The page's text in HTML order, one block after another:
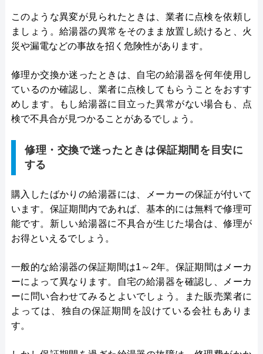
このような異変が見られたときは、業者に点検を依頼し
ましょう。給湯器の異常をそのまま放置し続けると、火
災や漏電などの事故を招く危険性があります。
修理か交換か迷ったときは、自宅の給湯器を何年使用し
ているのか確認し、業者に点検してもらうことをおすす
めします。もし給湯器に目立った異常がない場合も、点
検で不具合が見つかることがあるでしょう。
修理・交換で迷ったときは保証期間を目安に
する
購入したばかりの給湯器には、メーカーの保証が付いて
います。保証期間内であれば、基本的には無料で修理可
能です。新しい給湯器に不具合が生じた場合は、修理が
お得といえるでしょう。
一般的な給湯器の保証期間は1～2年。保証期間はメーカ
ーによって異なります。自宅の給湯器を確認し、メーカ
ーに問い合わせてみるとよいでしょう。また販売業者に
よっては、独自の保証期間を設けている会社もありま
す。